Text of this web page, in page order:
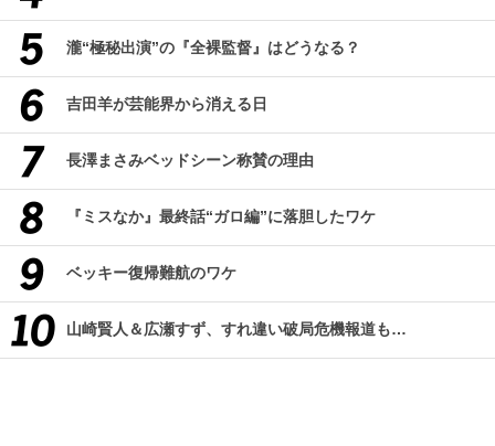
瀧“極秘出演”の『全裸監督』はどうなる？
吉田羊が芸能界から消える日
長澤まさみベッドシーン称賛の理由
『ミスなか』最終話“ガロ編”に落胆したワケ
ベッキー復帰難航のワケ
山崎賢人＆広瀬すず、すれ違い破局危機報道も…